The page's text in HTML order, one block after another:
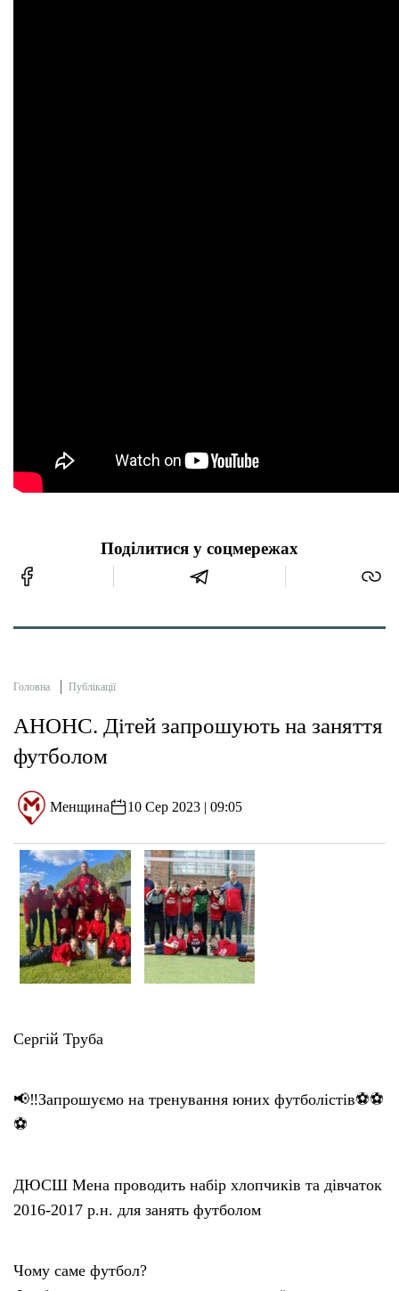
Поділитися у соцмережах
Головна Публікації
АНОНС. Дітей запрошують на заняття
футболом
Менщина 10 Сер 2023 | 09:05
Сергій Труба
📢‼️Запрошуємо на тренування юних футболістів⚽️⚽️
⚽️
ДЮСШ Мена проводить набір хлопчиків та дівчаток
2016-2017 р.н. для занять футболом
Чому саме футбол?